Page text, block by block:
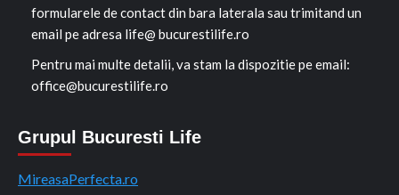
formularele de contact din bara laterala sau trimitand un
email pe adresa life@ bucurestilife.ro
Pentru mai multe detalii, va stam la dispozitie pe email:
office@bucurestilife.ro
Grupul Bucuresti Life
MireasaPerfecta.ro